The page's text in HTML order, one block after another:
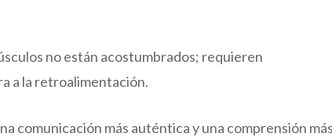
no están acostumbrados; requieren
a la retroalimentación.
comunicación más auténtica y una comprensión más